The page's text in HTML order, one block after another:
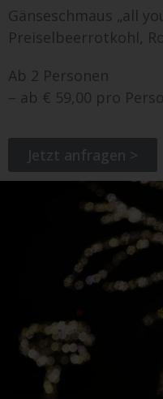
Gänseschmaus „all
Preiselbeerrotkohl,
Ab 2 Personen
– ab € 59,00 pro
Jetzt anfragen >